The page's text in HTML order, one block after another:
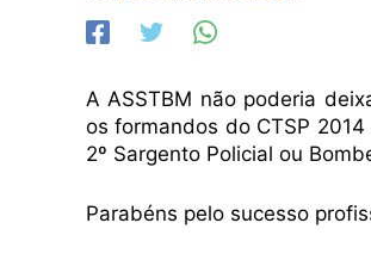
A ASSTBM não poderia
os formandos do CTSP
2º Sargento Policial ou
Parabéns pelo sucesso